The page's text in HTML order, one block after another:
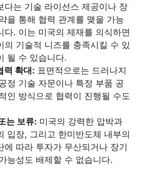
다는 기술 라이선스 제공이나 장
을 통해 협력 관계를 맺을 가능
다. 이는 미국의 제재를 의식하면
의 기술적 니즈를 충족시킬 수 있
될 수 있습니다.
력 확대: 표면적으로는 드러나지
정 기술 자문이나 특정 부품 공
인 방식으로 협력이 진행될 수도
는 보류: 미국의 강력한 압박과
입장, 그리고 한미반도체 내부의
에 따라 투자가 무산되거나 장기
능성도 배제할 수 없습니다.